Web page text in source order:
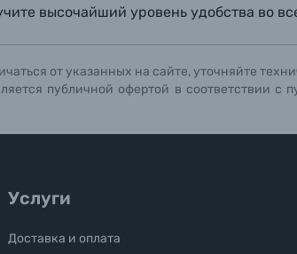
высочайший уровень удобства во
от указанных на сайте, уточняйте
публичной офертой в соответствии
Услуги
Доставка и оплата